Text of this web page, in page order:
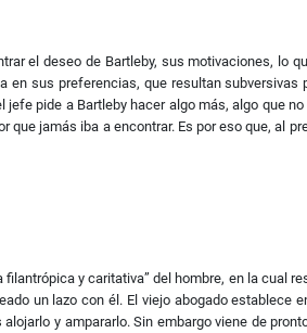
el deseo de Bartleby, sus motivaciones, lo
sus preferencias, que resultan
pide a Bartleby hacer algo más, algo que
jamás iba a encontrar. Es por eso que, al
y caritativa” del hombre, en la
un lazo con él. El viejo abogado
y ampararlo. Sin embargo viene de